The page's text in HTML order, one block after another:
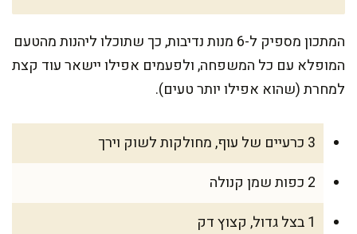
המתכון מספיק ל-6 מנות נדיבות, כך שתוכלו ליהנות מהטעם
המופלא עם כל המשפחה, ולפעמים אפילו יישאר עוד קצת
למחרת (שהוא אפילו יותר טעים).
3 כרעיים של עוף, מחולקות לשוק וירך
2 כפות שמן קנולה
1 בצל גדול, קצוץ דק